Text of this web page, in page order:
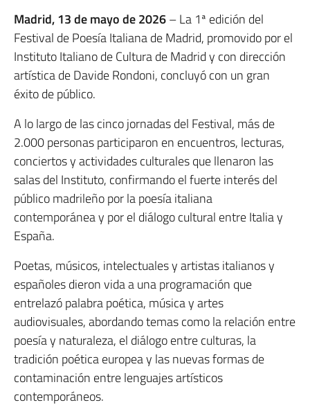
Madrid, 13 de mayo de 2026– La 1ª edición del
Festival de Poesía Italiana de Madrid, promovido por el
Instituto Italiano de Cultura de Madrid y con dirección
artística de Davide Rondoni, concluyó con un gran
éxito de público.
A lo largo de las cinco jornadas del Festival, más de
2.000 personas participaron en encuentros, lecturas,
conciertos y actividades culturales que llenaron las
salas del Instituto, confirmando el fuerte interés del
público madrileño por la poesía italiana
contemporánea y por el diálogo cultural entre Italia y
España.
Poetas, músicos, intelectuales y artistas italianos y
españoles dieron vida a una programación que
entrelazó palabra poética, música y artes
audiovisuales, abordando temas como la relación entre
poesía y naturaleza, el diálogo entre culturas, la
tradición poética europea y las nuevas formas de
contaminación entre lenguajes artísticos
contemporáneos.